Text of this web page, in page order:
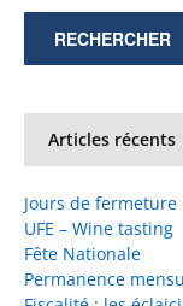
Articles récents
Jours de fermeture
UFE – Wine tasting
Fête Nationale
Permanence